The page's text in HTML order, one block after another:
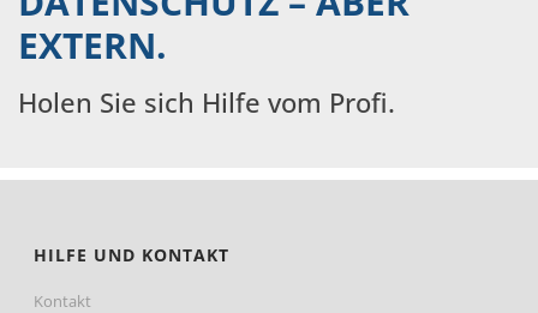
EXTERN.
Holen Sie sich Hilfe vom Profi.
HILFE UND KONTAKT
Kontakt